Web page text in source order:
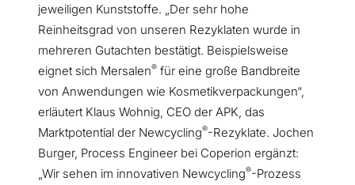
jeweiligen Kunststoffe. „Der sehr hohe
Reinheitsgrad von unseren Rezyklaten wurde in
mehreren Gutachten bestätigt. Beispielsweise
eignet sich Mersalen® für eine große Bandbreite
von Anwendungen wie Kosmetikverpackungen“,
erläutert Klaus Wohnig, CEO der APK, das
Marktpotential der Newcycling®-Rezyklate. Jochen
Burger, Process Engineer bei Coperion ergänzt:
„Wir sehen im innovativen Newcycling®-Prozess